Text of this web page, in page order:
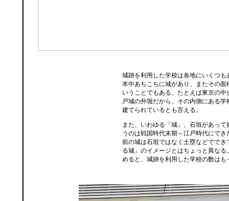
城跡を利用した学校は各地にいくつも
本中あちこちに城があり、またその面
いうことでもある。たとえば東京の中
戸城の外堀だから、その内側にある学
建てられているとも言える。
また、いわゆる「城」、石垣があっ
うのは戦国時代末期～江戸時代にでき
前の城は石垣ではなく土塁などででき
る城」のイメージとはちょっと異なる
めると、城跡を利用した学校の数はも